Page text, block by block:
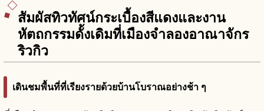
สัมผัสทิวทัศน์กระเบื้องสีแดงและงาน
หัตถกรรมดั้งเดิมที่เมืองจำลองอาณาจักร
ริวกิว
เดินชมพื้นที่ที่เรียงรายด้วยบ้านโบราณอย่างช้า ๆ